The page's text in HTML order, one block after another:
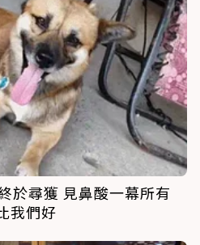
於尋獲 見鼻酸一幕所有
我們好